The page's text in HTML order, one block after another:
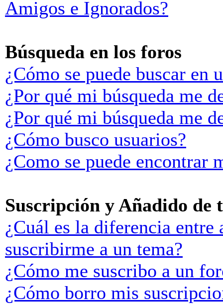
Amigos e Ignorados?
Búsqueda en los foros
¿Cómo se puede buscar en
¿Por qué mi búsqueda me
¿Por qué mi búsqueda me
¿Cómo busco usuarios?
¿Como se puede encontrar
Suscripción y Añadido de
¿Cuál es la diferencia
suscribirme a un tema?
¿Cómo me suscribo a un
¿Cómo borro mis